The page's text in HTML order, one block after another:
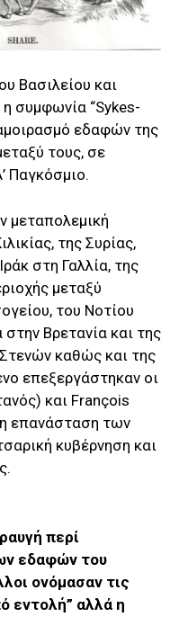
Βασιλείου και
η συμφωνία “Sykes-
εδαφών της
τους, σε
Παγκόσμιο.
μεταπολεμική
της Συρίας,
στη Γαλλία, της
μεταξύ
του Νοτίου
Βρετανία και της
καθώς και της
επεξεργάστηκαν οι
και François
επανάσταση των
κυβέρνηση και
περί
εδαφών του
ονόμασαν τις
εντολή” αλλά η